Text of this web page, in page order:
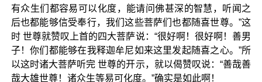
有众生们都容易可以化度，能请问佛甚深的智慧，听闻之
后也都能够信受奉行，我们这些菩萨们也都随喜世尊。”这
时 世尊就赞叹上首的四大菩萨说：“很好啊！很好啊！善男
子！你们都能够在我释迦牟尼如来这里发起随喜之心。”所
以这时诸大菩萨听完 世尊的开示，就以偈赞叹说：“善哉善
哉大雄世尊！诸众生等易可化度。”确实是如此啊！